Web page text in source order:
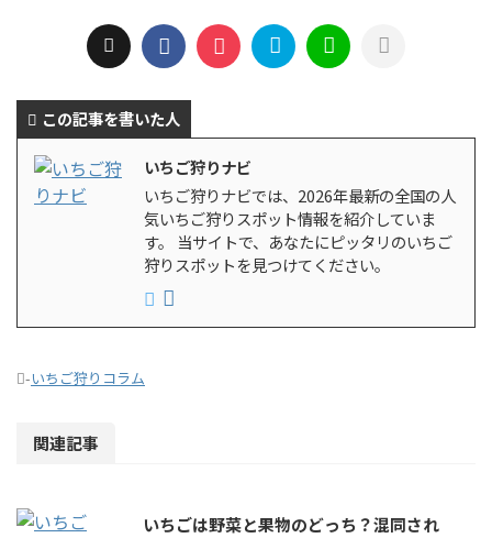
この記事を書いた人
いちご狩りナビ
いちご狩りナビでは、2026年最新の全国の人
気いちご狩りスポット情報を紹介していま
す。 当サイトで、あなたにピッタリのいちご
狩りスポットを見つけてください。
-いちご狩りコラム
関連記事
いちごは野菜と果物のどっち？混同され